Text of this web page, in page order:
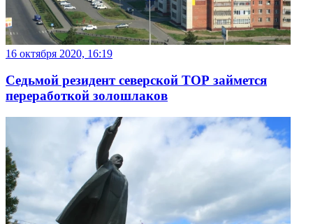
16 октября 2020, 16:19
Седьмой резидент северской ТОР займется
переработкой золошлаков